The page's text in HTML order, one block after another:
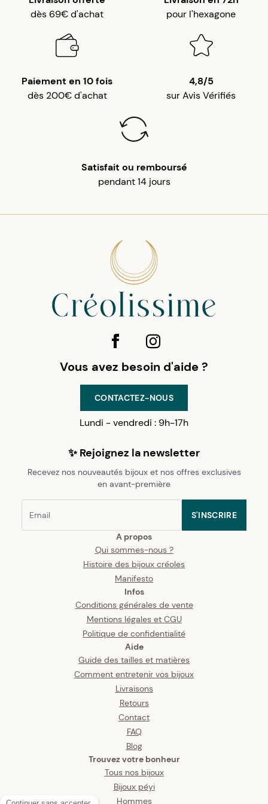
dès 69€ d'achat
pour l'hexagone
Paiement en 10 fois
dès 200€ d'achat
4,8/5
sur Avis Vérifiés
Satisfait ou remboursé
pendant 14 jours
A propos
Qui sommes-nous ?
Histoire des bijoux créoles
Manifesto
Infos
Conditions générales de vente
Mentions légales et CGU
Politique de confidentialité
Aide
Guide des tailles et matières
Comment entretenir vos bijoux
Livraisons
Retours
Contact
FAQ
Blog
Trouvez votre bonheur
Tous nos bijoux
Bijoux péyi
Hommes
Vous avez besoin d'aide ?
CONTACTEZ-NOUS
Lundi - vendredi : 9h-17h
✨ Rejoignez la newsletter
Recevez nos nouveautés bijoux et nos offres exclusives
en avant-première
S'INSCRIRE